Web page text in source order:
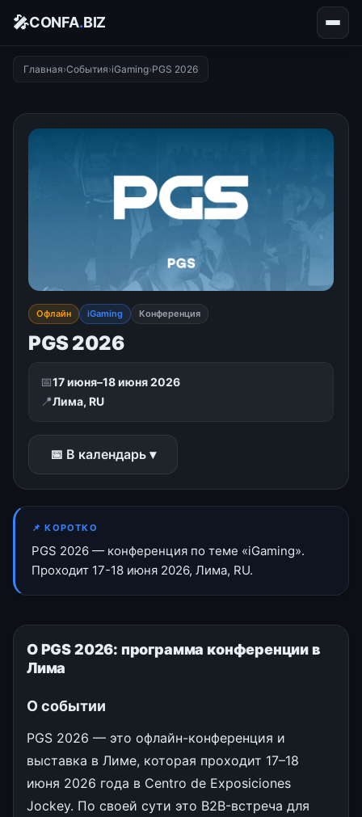
🎤CONFA.BIZ
Главная›События›iGaming›PGS 2026
Офлайн iGaming Конференция
PGS 2026
📅17 июня–18 июня 2026
📍Лима, RU
📅 В календарь ▾
📌 КОРОТКО
PGS 2026 — конференция по теме «iGaming».
Проходит 17-18 июня 2026, Лима, RU.
О PGS 2026: программа конференции в
Лима
О событии
PGS 2026 — это офлайн-конференция и
выставка в Лиме, которая проходит 17–18
июня 2026 года в Centro de Exposiciones
Jockey. По своей сути это B2B-встреча для